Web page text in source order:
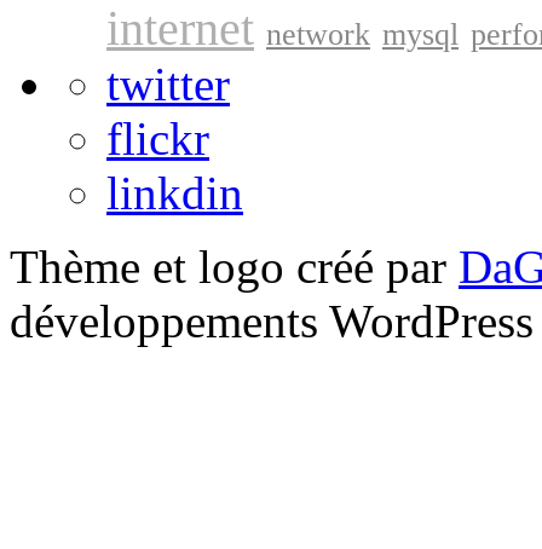
internet network mysql
twitter
flickr
linkdin
Thème et logo créé par
développements